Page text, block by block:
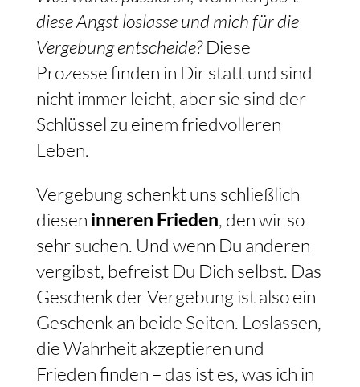
diese Angst loslasse und mich für die
Vergebung entscheide?Diese
Prozesse finden in Dir statt und sind
nicht immer leicht, aber sie sind der
Schlüssel zu einem friedvolleren
Leben.
Vergebung schenkt uns schließlich
diesen inneren Frieden, den wir so
sehr suchen. Und wenn Du anderen
vergibst, befreist Du Dich selbst. Das
Geschenk der Vergebung ist also ein
Geschenk an beide Seiten. Loslassen,
die Wahrheit akzeptieren und
Frieden finden – das ist es, was ich in